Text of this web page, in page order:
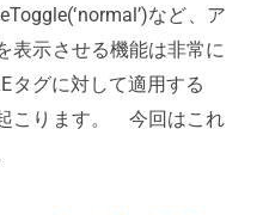
など、ア
表示させる機能は非常に
タグに対して適用する
こります。 今回はこれ